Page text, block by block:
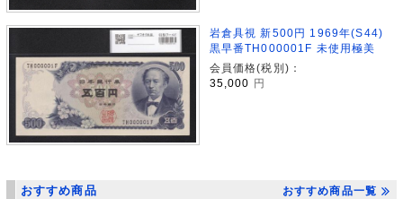
岩倉具視 新500円 1969年(S44)
黒早番TH000001F 未使用極美
会員価格(税別)：
35,000
円
おすすめ商品 おすすめ商品一覧